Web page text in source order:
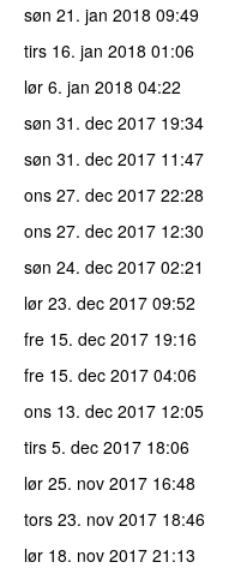
søn 21. jan 2018 09:49
tirs 16. jan 2018 01:06
lør 6. jan 2018 04:22
søn 31. dec 2017 19:34
søn 31. dec 2017 11:47
ons 27. dec 2017 22:28
ons 27. dec 2017 12:30
søn 24. dec 2017 02:21
lør 23. dec 2017 09:52
fre 15. dec 2017 19:16
fre 15. dec 2017 04:06
ons 13. dec 2017 12:05
tirs 5. dec 2017 18:06
lør 25. nov 2017 16:48
tors 23. nov 2017 18:46
lør 18. nov 2017 21:13